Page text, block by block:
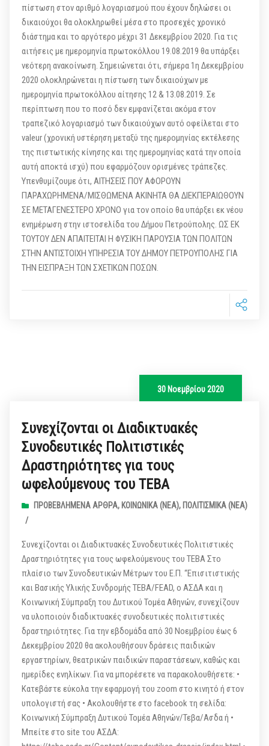
πίστωση στον αριθμό λογαριασμού που έχουν δηλώσει οι
δικαιούχοι θα ολοκληρωθεί μέσα στο προσεχές χρονικό
διάστημα και το αργότερο μέχρι 31 Δεκεμβρίου 2020. Για τις
αιτήσεις με ημερομηνία πρωτοκόλλου 19.08.2019 θα υπάρξει
νεότερη ανακοίνωση. Σημειώνεται ότι, σήμερα 1η Δεκεμβρίου
2020 ολοκληρώνεται η πίστωση των δικαιούχων με
ημερομηνία πρωτοκόλλου αίτησης 12 & 13.08.2019. Σε
περίπτωση που το ποσό δεν εμφανίζεται ακόμα στον
τραπεζικό λογαριασμό των δικαιούχων αυτό οφείλεται στο
valeur (χρονική υστέρηση μεταξύ της ημερομηνίας εκτέλεσης
της πιστωτικής κίνησης και της ημερομηνίας κατά την οποία
αυτή αποκτά ισχύ) που εφαρμόζουν ορισμένες τράπεζες.
Υπενθυμίζουμε ότι, ΑΙΤΗΣΕΙΣ ΠΟΥ ΑΦΟΡΟΥΝ
ΠΑΡΑΧΩΡΗΜΕΝΑ/ΜΙΣΘΩΜΕΝΑ ΑΚΙΝΗΤΑ ΘΑ ΔΙΕΚΠΕΡΑΙΩΘΟΥΝ
ΣΕ ΜΕΤΑΓΕΝΕΣΤΕΡΟ ΧΡΟΝΟ για τον οποίο θα υπάρξει εκ νέου
ενημέρωση στην ιστοσελίδα του Δήμου Πετρούπολης. ΩΣ ΕΚ
ΤΟΥΤΟΥ ΔΕΝ ΑΠΑΙΤΕΙΤΑΙ Η ΦΥΣΙΚΗ ΠΑΡΟΥΣΙΑ ΤΩΝ ΠΟΛΙΤΩΝ
ΣΤΗΝ ΑΝΤΙΣΤΟΙΧΗ ΥΠΗΡΕΣΙΑ ΤΟΥ ΔΗΜΟΥ ΠΕΤΡΟΥΠΟΛΗΣ ΓΙΑ
ΤΗΝ ΕΙΣΠΡΑΞΗ ΤΩΝ ΣΧΕΤΙΚΩΝ ΠΟΣΩΝ.
30 Νοεμβρίου 2020
Συνεχίζονται οι Διαδικτυακές
Συνοδευτικές Πολιτιστικές
Δραστηριότητες για τους
ωφελούμενους του ΤΕΒA
ΠΡΟΒΕΒΛΗΜΈΝΑ ΆΡΘΡΑ, ΚΟΙΝΩΝΙΚΆ (ΝΕΑ), ΠΟΛΙΤΙΣΜΙΚΆ (ΝΕΑ)
/
Συνεχίζονται οι Διαδικτυακές Συνοδευτικές Πολιτιστικές
Δραστηριότητες για τους ωφελούμενους του ΤΕΒA Στο
πλαίσιο των Συνοδευτικών Μέτρων του Ε.Π. “Επισιτιστικής
και Βασικής Υλικής Συνδρομής ΤΕΒΑ/FEAD, ο ΑΣΔΑ και η
Κοινωνική Σύμπραξη του Δυτικού Τομέα Αθηνών, συνεχίζουν
να υλοποιούν διαδικτυακές συνοδευτικές πολιτιστικές
δραστηριότητες. Για την εβδομάδα από 30 Νοεμβρίου έως 6
Δεκεμβρίου 2020 θα ακολουθήσουν δράσεις παιδικών
εργαστηρίων, θεατρικών παιδικών παραστάσεων, καθώς και
ημερίδες ενηλίκων. Για να μπορέσετε να παρακολουθήσετε: •
Κατεβάστε εύκολα την εφαρμογή του zoom στο κινητό ή στον
υπολογιστή σας • Ακολουθήστε στο facebook τη σελίδα:
Κοινωνική Σύμπραξη Δυτικού Τομέα Αθηνών/Τεβα/Ασδα ή •
Μπείτε στο site του ΑΣΔΑ: